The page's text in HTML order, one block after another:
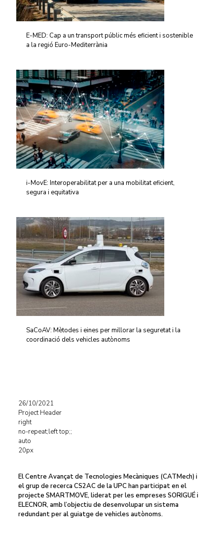
E-MED: Cap a un transport públic més eficient i sostenible
a la regió Euro-Mediterrània
i-MovE: Interoperabilitat per a una mobilitat eficient,
segura i equitativa
SaCoAV: Mètodes i eines per millorar la seguretat i la
coordinació dels vehicles autònoms
26/10/2021
Project Header
right
no-repeat;left top;;
auto
20px
El Centre Avançat de Tecnologies Mecàniques (CATMech) i
el grup de recerca CS2AC de la UPC han participat en el
projecte SMARTMOVE, liderat per les empreses SORIGUÉ i
ELECNOR, amb l’objectiu de desenvolupar un sistema
redundant per al guiatge de vehicles autònoms.